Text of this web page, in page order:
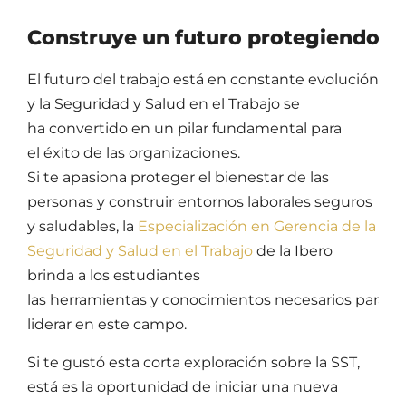
Construye un futuro protegiendo
El futuro del trabajo está en constante evolución,
y la Seguridad y Salud en el Trabajo se
ha convertido en un pilar fundamental para
el éxito de las organizaciones.
Si te apasiona proteger el bienestar de las
personas y construir entornos laborales seguros
y saludables, la Especialización en Gerencia de la
Seguridad y Salud en el Trabajo de la Ibero
brinda a los estudiantes
las herramientas y conocimientos necesarios para
liderar en este campo.
Si te gustó esta corta exploración sobre la SST,
está es la oportunidad de iniciar una nueva